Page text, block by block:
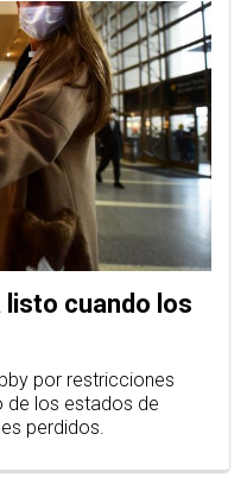
listo cuando los
por restricciones
de los estados de
perdidos.